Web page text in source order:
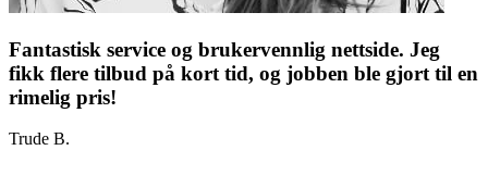
Fantastisk service og brukervennlig nettside. Jeg
fikk flere tilbud på kort tid, og jobben ble gjort til en
rimelig pris!
Trude B.